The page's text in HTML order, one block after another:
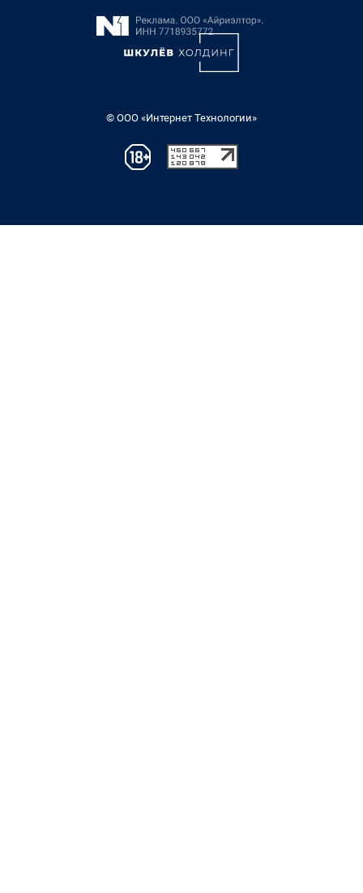
© ООО «Интернет Технологии»